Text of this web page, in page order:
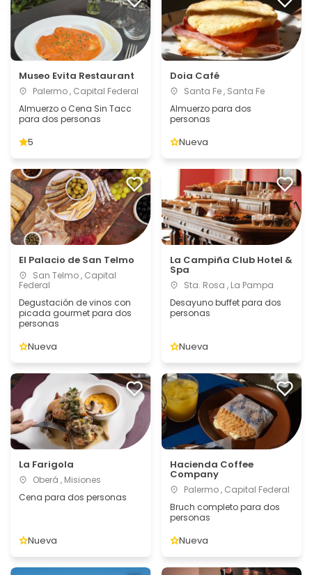
Museo Evita Restaurant
Palermo , Capital Federal
Almuerzo o Cena Sin Tacc
para dos personas
5
Doia Café
Santa Fe , Santa Fe
Almuerzo para dos
personas
Nueva
El Palacio de San Telmo
San Telmo , Capital
Federal
Degustación de vinos con
picada gourmet para dos
personas
Nueva
La Campiña Club Hotel &
Spa
Sta. Rosa , La Pampa
Desayuno buffet para dos
personas
Nueva
La Farigola
Oberá , Misiones
Cena para dos personas
Nueva
Hacienda Coffee
Company
Palermo , Capital Federal
Bruch completo para dos
personas
Nueva